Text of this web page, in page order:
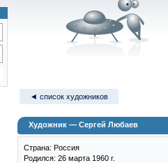
◄ список художников
Художник — Сергей Любаев
Страна: Россия
Родился: 26 марта 1960 г.